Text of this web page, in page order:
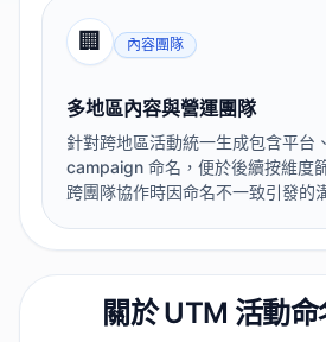
🏢 內容團隊
多地區內容與營運團隊
針對跨地區活動統一生成包含平台
campaign 命名，便於後續按維度
跨團隊協作時因命名不一致引發的
關於 UTM 活動